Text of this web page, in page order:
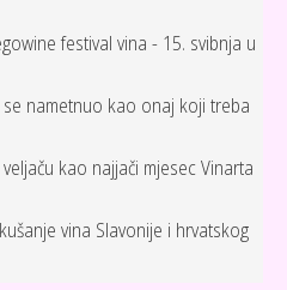
festival vina - 15. svibnja u
se nametnuo kao onaj koji treba
kao najjači mjesec Vinarta
vina Slavonije i hrvatskog